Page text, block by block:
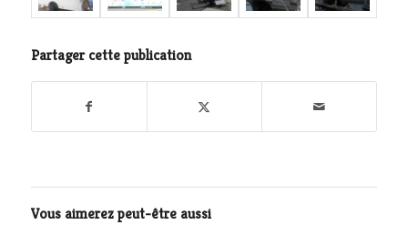
Partager cette publication
Vous aimerez peut-être aussi